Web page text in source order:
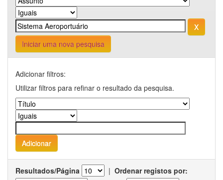
Iniciar uma nova pesquisa
Adicionar filtros:
Utilizar filtros para refinar o resultado da pesquisa.
Resultados/Página | Ordenar registos por: